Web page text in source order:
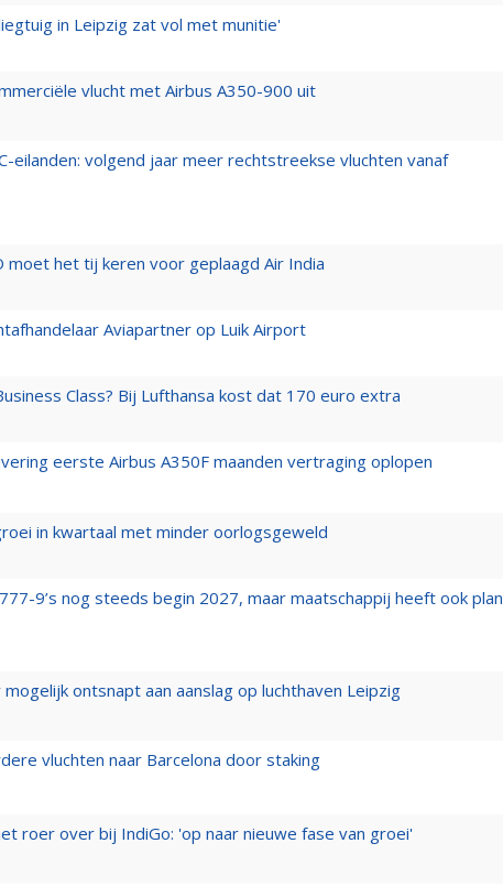
in Leipzig zat vol met munitie'
vlucht met Airbus A350-900 uit
eilanden: volgend jaar meer rechtstreekse vluchten vanaf
moet het tij keren voor geplaagd Air India
Aviapartner op Luik Airport
Class? Bij Lufthansa kost dat 170 euro extra
eerste Airbus A350F maanden vertraging oplopen
in kwartaal met minder oorlogsgeweld
9’s nog steeds begin 2027, maar maatschappij heeft ook plan
ontsnapt aan aanslag op luchthaven Leipzig
vluchten naar Barcelona door staking
roer over bij IndiGo: 'op naar nieuwe fase van groei'